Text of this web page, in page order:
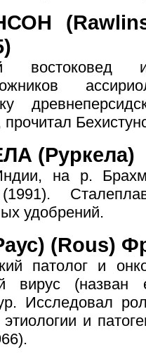
прочитал
(Руркела)
на р.
удобрений.
(Rous)
патолог и
вирус
Исследовал
и